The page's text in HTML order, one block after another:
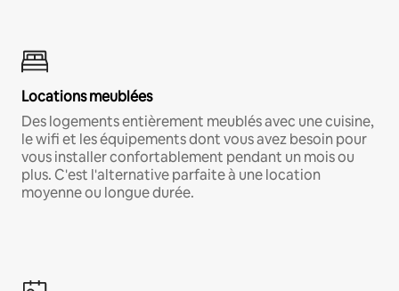
Locations meublées
Des logements entièrement meublés avec une cuisine,
le wifi et les équipements dont vous avez besoin pour
vous installer confortablement pendant un mois ou
plus. C'est l'alternative parfaite à une location
moyenne ou longue durée.